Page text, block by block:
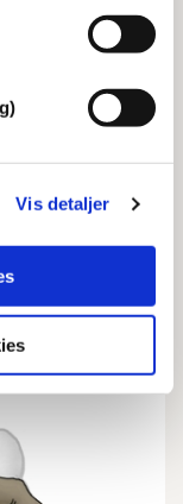
Vis detaljeri